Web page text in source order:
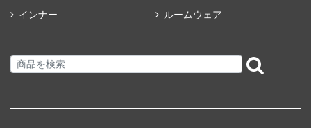
インナー
ルームウェア